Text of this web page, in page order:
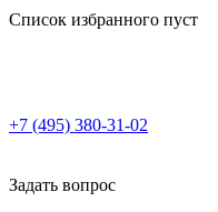
Список избранного пуст
+7 (495) 380-31-02
Задать вопрос